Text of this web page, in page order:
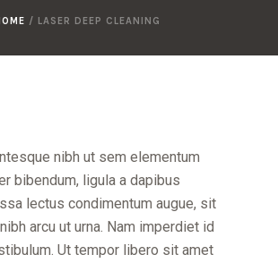
/ LASER DEEP CLEANING
nibh ut sem elementum
bibendum, ligula a dapibus
lectus condimentum augue, sit
arcu ut urna. Nam imperdiet id
Ut tempor libero sit amet